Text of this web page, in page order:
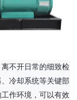
不开日常的细致检
冷却系统等关键部
作环境，可以有效